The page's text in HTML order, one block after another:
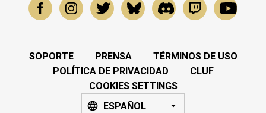
SOPORTE PRENSA
TÉRMINOS DE USO
POLÍTICA DE PRIVACIDAD
CLUF
COOKIES SETTINGS
ESPAÑOL